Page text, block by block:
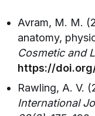
Avram, M. M.
anatomy,
Cosmetic and
https://
Rawling, A. V.
International